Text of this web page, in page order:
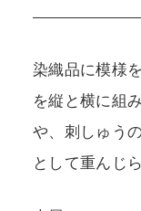
染織品に模様
を縦と横に組
や、刺しゅう
として重んじ